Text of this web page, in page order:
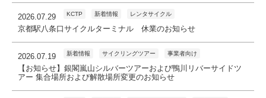
2026.07.29 KCTP 新着情報 レンタサイクル
京都駅八条口サイクルターミナル 休業のお知らせ
2026.07.19 新着情報 サイクリングツアー 事業者向け
【お知らせ】銀閣嵐山シルバーツアーおよび鴨川リバーサイドツ
アー 集合場所および解散場所変更のお知らせ